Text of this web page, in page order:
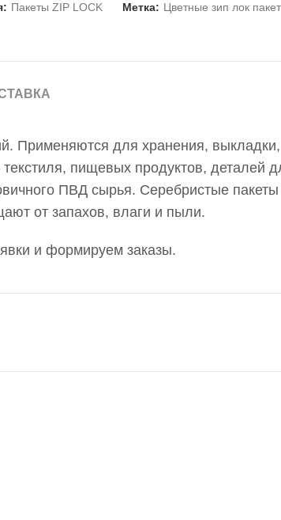
Пакеты ZIP LOCK Метка: Цветные зип лок
Применяются для хранения, выкладки,
пищевых продуктов, деталей
ПВД сырья. Серебристые
от запахов, влаги и пыли.
и формируем заказы.